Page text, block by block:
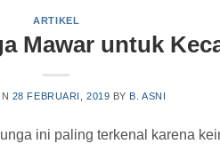
ARTIKEL
Mawar untuk
28 FEBRUARI, 2019 BY B. ASNI
ini paling terkenal karena